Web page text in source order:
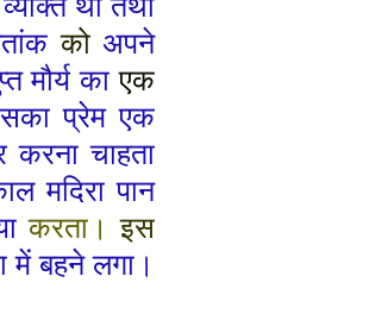
को अपने
मौर्य काएक
प्रेम एक
चाहता
मदिरा पान
करता। इस
में बहने लगा।